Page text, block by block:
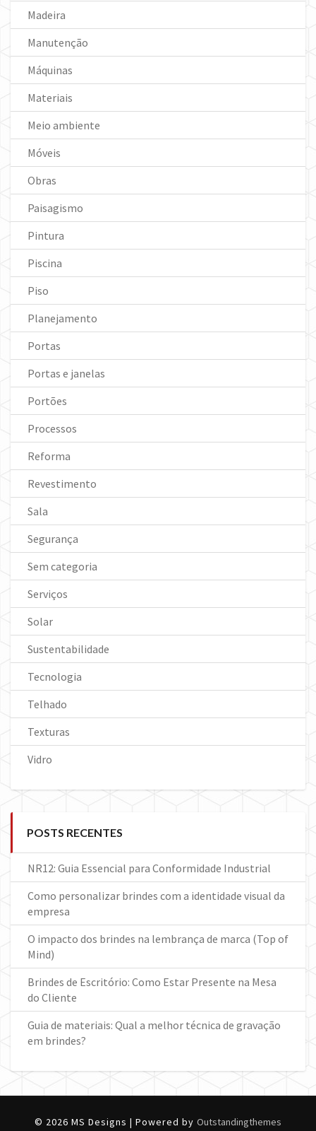
Madeira
Manutenção
Máquinas
Materiais
Meio ambiente
Móveis
Obras
Paisagismo
Pintura
Piscina
Piso
Planejamento
Portas
Portas e janelas
Portões
Processos
Reforma
Revestimento
Sala
Segurança
Sem categoria
Serviços
Solar
Sustentabilidade
Tecnologia
Telhado
Texturas
Vidro
POSTS RECENTES
NR12: Guia Essencial para Conformidade Industrial
Como personalizar brindes com a identidade visual da
empresa
O impacto dos brindes na lembrança de marca (Top of
Mind)
Brindes de Escritório: Como Estar Presente na Mesa
do Cliente
Guia de materiais: Qual a melhor técnica de gravação
em brindes?
© 2026 MS Designs | Powered by Outstandingthemes